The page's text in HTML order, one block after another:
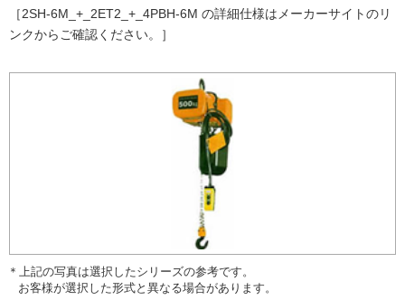
［2SH-6M_+_2ET2_+_4PBH-6M の詳細仕様はメーカーサイトのリ
ンクからご確認ください。］
＊上記の写真は選択したシリーズの参考です。
お客様が選択した形式と異なる場合があります。